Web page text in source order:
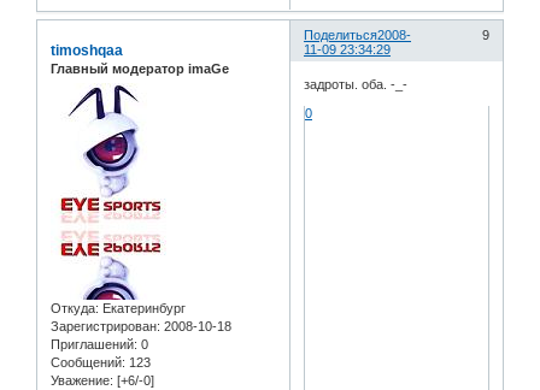
Поделиться 9
2008-
11-09 23:34:29
timoshqaa
Главный модератор imaGe
Откуда: Екатеринбург
Зарегистрирован: 2008-10-18
Приглашений: 0
Сообщений: 123
Уважение: [+6/-0]
задроты. оба. -_-
0